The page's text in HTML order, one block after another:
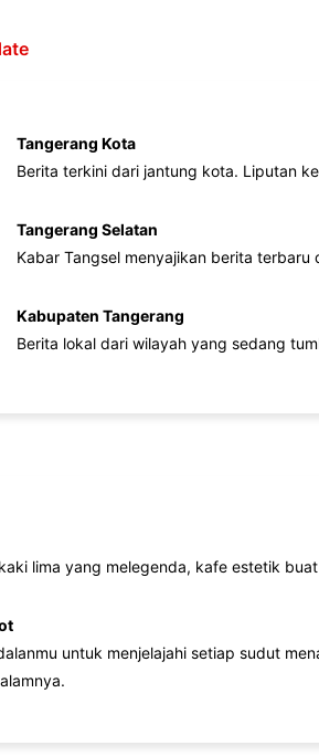
Tangerang Kota
Berita terkini dari jantung kota. Liputan
Tangerang Selatan
Kabar Tangsel menyajikan berita
Kabupaten Tangerang
Berita lokal dari wilayah yang sedang
lima yang melegenda, kafe estetik
untuk menjelajahi setiap sudut